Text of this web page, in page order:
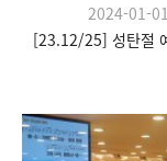
2024-01-01